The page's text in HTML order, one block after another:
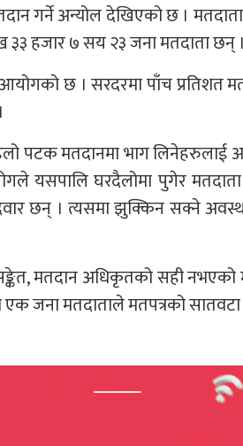
गर्ने अन्योल देखिएको छ । मतदाता
हजार ७ सय २३ जना मतदाता छन्
छ । सरदरमा पाँच प्रतिशत
पटक मतदानमा भाग लिनेहरुलाई
यसपालि घरदैलोमा पुगेर मतदाता
छन् । त्यसमा झुक्किन सक्ने
मतदान अधिकृतको सही नभएको
एक जना मतदाताले मतपत्रको